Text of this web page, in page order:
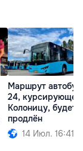
Маршрут
24,
Колоницу, будет
продлён
14 Июл. 16:41